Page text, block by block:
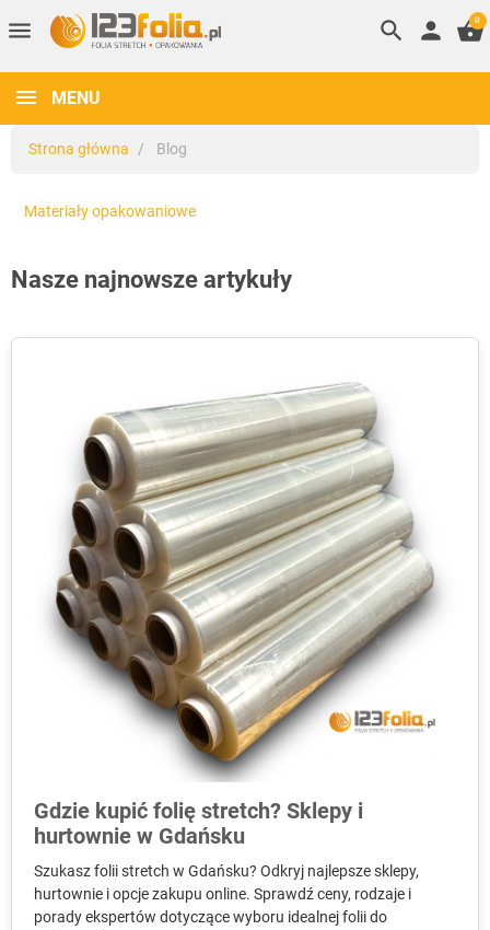
menu search person shopping_basket
0
MENU
Strona główna Blog
Materiały opakowaniowe
Nasze najnowsze artykuły
Gdzie kupić folię stretch? Sklepy i
hurtownie w Gdańsku
Szukasz folii stretch w Gdańsku? Odkryj najlepsze sklepy,
hurtownie i opcje zakupu online. Sprawdź ceny, rodzaje i
porady ekspertów dotyczące wyboru idealnej folii do